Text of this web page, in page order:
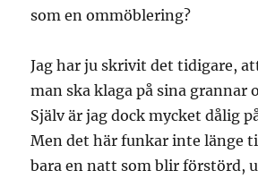
som en ommöblering?
Jag har ju skrivit det tidigare,
man ska klaga på sina grannar
Själv är jag dock mycket dålig
Men det här funkar inte länge
bara en natt som blir förstörd,